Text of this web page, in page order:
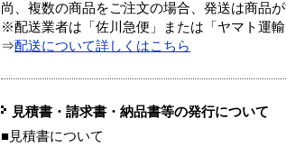
尚、複数の商品をご注文の場合、発送は商品
※配送業者は「佐川急便」または「ヤマト運
⇒配送について詳しくはこちら
見積書・請求書・納品書等の発行について
■見積書について